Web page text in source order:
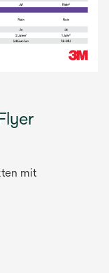
mit